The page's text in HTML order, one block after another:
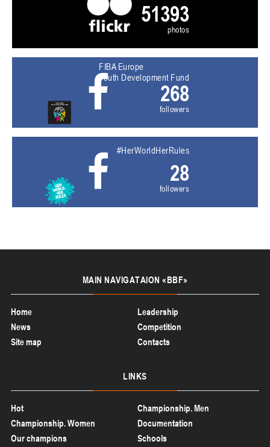
51393
photos
FIBA Europe
Youth Development Fund
268
followers
#HerWorldHerRules
28
followers
MAIN NAVIGATAION «BBF»
Home
Leadership
News
Competition
Site map
Contacts
LINKS
Hot
Championship. Men
Championship. Women
Documentation
Our champions
Schools